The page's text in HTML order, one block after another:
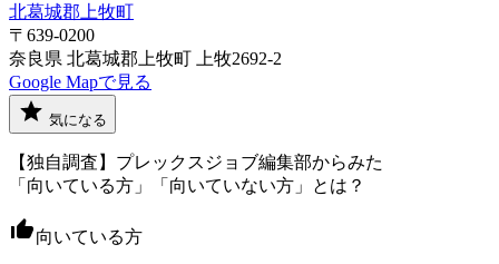
北葛城郡上牧町
〒639-0200
奈良県 北葛城郡上牧町 上牧2692-2
Google Mapで見る
気になる
【独自調査】プレックスジョブ編集部からみた
「向いている方」「向いていない方」とは？
向いている方